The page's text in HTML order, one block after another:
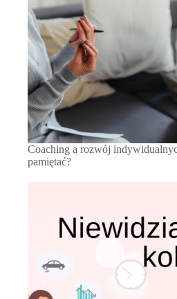
Coaching a rozwój
pamiętać?